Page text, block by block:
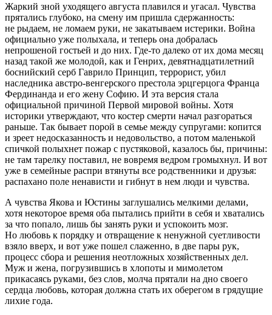
Жаркий зной уходящего августа плавился и угасал. Чувства
прятались глубоко, на смену им пришла сдержанность:
не рыдаем, не ломаем руки, не закатываем истерики. Война
официально уже полыхала, и теперь она добралась
непрошеной гостьей и до них. Где-то далеко от их дома месяц
назад такой же молодой, как и Генрих, девятнадцатилетний
боснийский серб Гаврило Принцип, террорист, убил
наследника австро-венгерского престола эрцгерцога Франца
Фердинанда и его жену Софию. И эта версия стала
официальной причиной Первой мировой войны. Хотя
историки утверждают, что костер смерти начал разгораться
раньше. Так бывает порой в семье между супругами: копится
и зреет недосказанность и недовольство, а потом маленькой
спичкой полыхнет пожар с пустяковой, казалось бы, причины:
не там тарелку поставил, не вовремя ведром громыхнул. И вот
уже в семейные распри втянуты все родственники и друзья:
распахано поле ненависти и гибнут в нем люди и чувства.
А чувства Якова и Юстины заглушались мелкими делами,
хотя некоторое время оба пытались прийти в себя и хватались
за что попало, лишь бы занять руки и успокоить мозг.
Но любовь к порядку и отвращение к ненужной суетливости
взяло вверх, и вот уже пошел слаженно, в две пары рук,
процесс сбора и решения неотложных хозяйственных дел.
Муж и жена, погрузившись в хлопоты и мимолетом
прикасаясь руками, без слов, молча прятали на дно своего
сердца любовь, которая должна стать их оберегом в грядущие
лихие года.